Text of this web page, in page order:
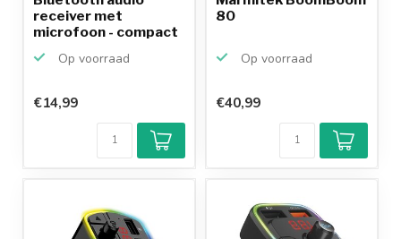
receiver met
microfoon - compact
Op voorraad
€14,99
80
Op voorraad
Klantenbeoordeling
9,2/10
Achteraf
betalen mogelijk
€40,99